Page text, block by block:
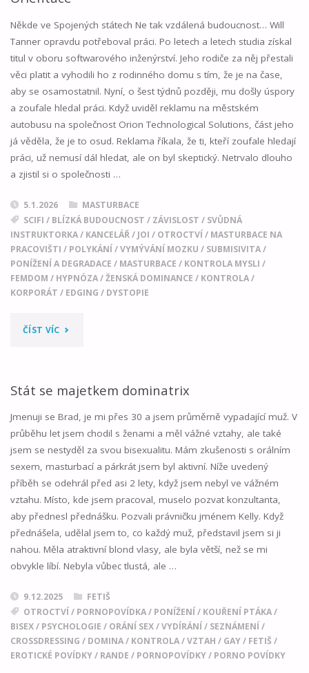
01"
Někde ve Spojených státech Ne tak vzdálená budoucnost… Will
Tanner opravdu potřeboval práci. Po letech a letech studia získal
titul v oboru softwarového inženýrství. Jeho rodiče za něj přestali
věci platit a vyhodili ho z rodinného domu s tím, že je na čase,
aby se osamostatnil. Nyní, o šest týdnů později, mu došly úspory
a zoufale hledal práci. Když uviděl reklamu na městském
autobusu na společnost Orion Technological Solutions, část jeho
já věděla, že je to osud. Reklama říkala, že ti, kteří zoufale hledají
práci, už nemusí dál hledat, ale on byl skeptický. Netrvalo dlouho
a zjistil si o společnosti …
5.1.2026
MASTURBACE
SCIFI / BLÍZKÁ BUDOUCNOST / ZÁVISLOST / SVŮDNÁ
INSTRUKTORKA/ KANCELÁŘ/ JOI / OTROCTVÍ / MASTURBACE NA
PRACOVIŠTI / POLYKÁNÍ /VYMÝVÁNÍ MOZKU / SUBMISIVITA/
PONÍŽENÍ A DEGRADACE / MASTURBACE / KONTROLA MYSLI /
FEMDOM / HYPNÓZA/ŽENSKÁ DOMINANCE / KONTROLA/
KORPORÁT / EDGING / DYSTOPIE
ČÍST VÍC"ORIENTACE"
Stát se majetkem dominatrix
Jmenuji se Brad, je mi přes 30 a jsem průměrně vypadající muž. V
průběhu let jsem chodil s ženami a měl vážné vztahy, ale také
jsem se nestyděl za svou bisexualitu. Mám zkušenosti s orálním
sexem, masturbací a párkrát jsem byl aktivní. Níže uvedený
příběh se odehrál před asi 2 lety, když jsem nebyl ve vážném
vztahu. Místo, kde jsem pracoval, muselo pozvat konzultanta,
aby přednesl přednášku. Pozvali právničku jménem Kelly. Když
přednášela, udělal jsem to, co každý muž, představil jsem si ji
nahou. Měla atraktivní blond vlasy, ale byla větší, než se mi
obvykle líbí. Nebyla vůbec tlustá, ale …
9.12.2025
FETIŠ
OTROCTVÍ / PORNOPOVÍDKA/ PONÍŽENÍ / KOUŘENÍ PTÁKA/
BISEX/ PSYCHOLOGIE / ORÁNÍ SEX/VYDÍRÁNÍ / SEZNÁMENÍ /
CROSSDRESSING / DOMINA/ KONTROLA/VZTAH / GAY/ FETIŠ /
EROTICKÉ POVÍDKY/ RANDE / PORNOPOVÍDKY/ PORNO POVÍDKY